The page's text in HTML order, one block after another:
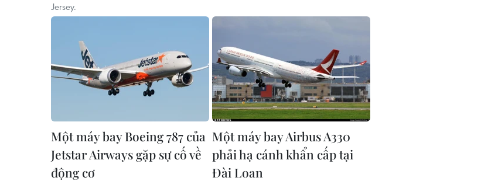
Jersey.
Một máy bay Boeing 787 của
Jetstar Airways gặp sự cố về
động cơ
Một máy bay Airbus A330
phải hạ cánh khẩn cấp tại
Đài Loan